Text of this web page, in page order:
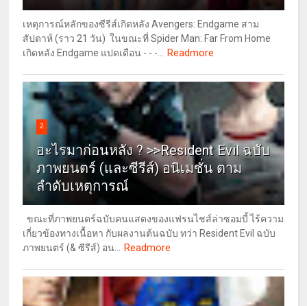
เหตุการณ์หลักของซีรีส์เกิดหลัง Avengers: Endgame สาม
สัปดาห์ (ราว 21 วัน) ในขณะที่ Spider Man: Far From Home
เกิดหลัง Endgame แปดเดือน - - -...
Readmore
2
อะไรมาก่อนหลัง ? >>Resident Evil ฉบับ
ภาพยนตร์ (และซีรีส์) อนิเมชั่น ตาม
ลำดับเหตุการณ์
ขณะที่ภาพยนตร์ฉบับคนแสดงของแฟรนไชส์ล่าซอมบี้ ไร้ความ
เกี่ยวข้องทางเนื้อหา กับผลงานต้นฉบับ ทว่า Resident Evil ฉบับ
ภาพยนตร์ (& ซีรีส์) อน...
Readmore